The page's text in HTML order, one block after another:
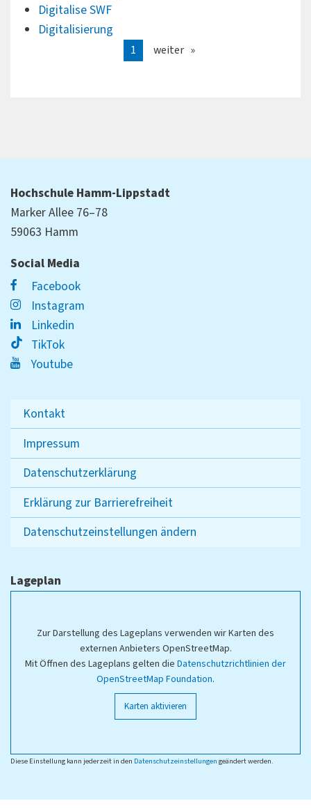
Digitalise SWF
Digitalisierung
1 weiter
Hochschule Hamm-Lippstadt
Marker Allee 76–78
59063 Hamm
Social Media
Facebook
Instagram
Linkedin
TikTok
Youtube
Kontakt
Impressum
Datenschutzerklärung
Erklärung zur Barrierefreiheit
Datenschutzeinstellungen ändern
Lageplan
Zur Darstellung des Lageplans verwenden wir Karten des
externen Anbieters OpenStreetMap.
Mit Öffnen des Lageplans gelten die Datenschutzrichtlinien der
OpenStreetMap Foundation.
Karten aktivieren
Diese Einstellung kann jederzeit in den Datenschutzeinstellungen geändert werden.